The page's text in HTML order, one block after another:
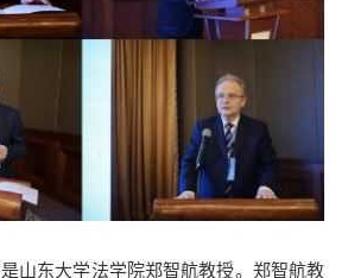
山东大学法学院郑智航教授。郑智航教